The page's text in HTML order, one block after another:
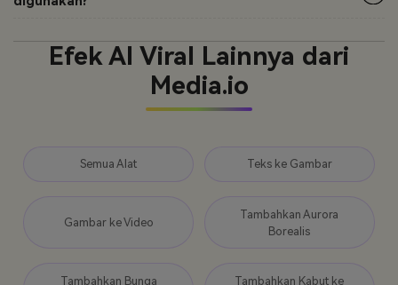
Efek AI Viral Lainnya dari
Media.io
Semua Alat Teks ke Gambar
Gambar ke Video
Tambahkan Aurora
Borealis
Tambahkan Bunga Tambahkan Kabut ke